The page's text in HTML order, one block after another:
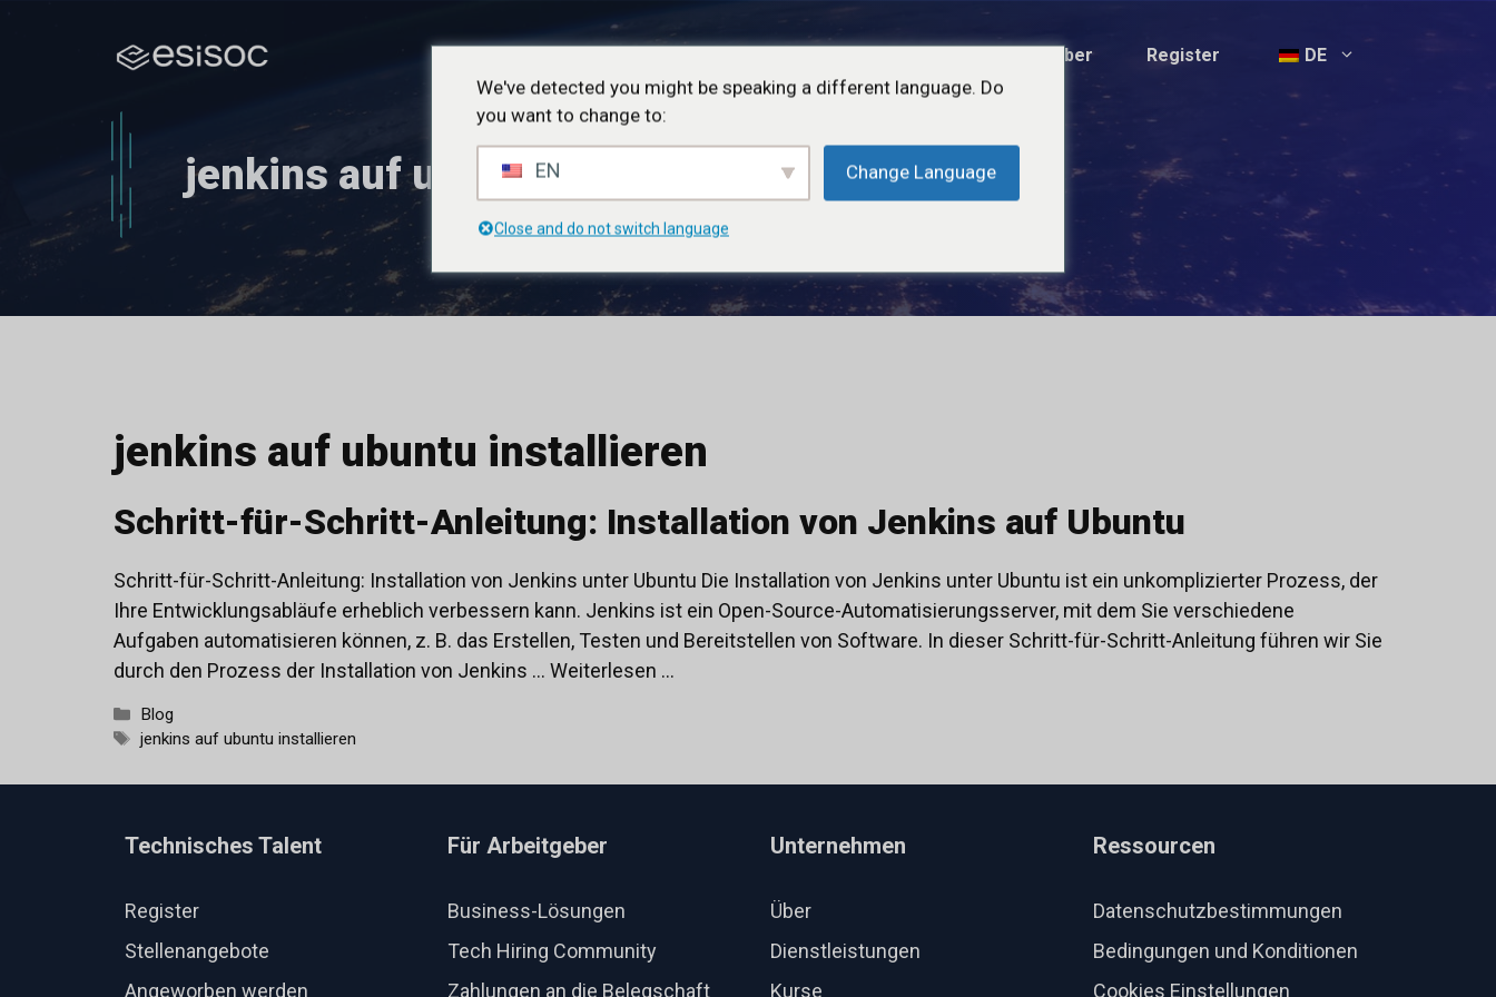
Für Arbeitgeber Register DE
jenkins auf ubuntu installieren
jenkins auf ubuntu installieren
Schritt-für-Schritt-Anleitung: Installation von Jenkins auf Ubuntu
Schritt-für-Schritt-Anleitung: Installation von Jenkins unter Ubuntu Die Installation von Jenkins unter Ubuntu ist ein unkomplizierter Prozess, der
Ihre Entwicklungsabläufe erheblich verbessern kann. Jenkins ist ein Open-Source-Automatisierungsserver, mit dem Sie verschiedene
Aufgaben automatisieren können, z. B. das Erstellen, Testen und Bereitstellen von Software. In dieser Schritt-für-Schritt-Anleitung führen wir Sie
durch den Prozess der Installation von Jenkins ... Weiterlesen …
Kategorien
Blog
Schlagwörter
jenkins auf ubuntu installieren
Technisches Talent
Register
Stellenangebote
Angeworben werden
Für Arbeitgeber
Business-Lösungen
Tech Hiring Community
Zahlungen an die Belegschaft
Unternehmen
Über
Dienstleistungen
Kurse
Ressourcen
Datenschutzbestimmungen
Bedingungen und Konditionen
Cookies Einstellungen
We've detected you might be speaking a different language. Do
you want to change to:
EN Change Language
Close and do not switch language